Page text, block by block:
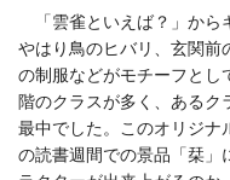
「雲雀といえば？」か
やはり鳥のヒバリ、玄関前
の制服などがモチーフとし
階のクラスが多く、あるク
最中でした。このオリジナ
の読書週間での景品「栞」